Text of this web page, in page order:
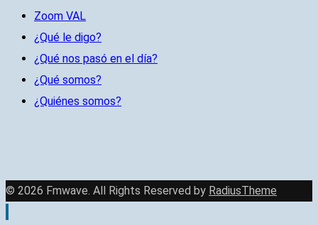
Zoom VAL
¿Qué le digo?
¿Qué nos pasó en el día?
¿Qué somos?
¿Quiénes somos?
© 2026 Fmwave. All Rights Reserved by RadiusTheme